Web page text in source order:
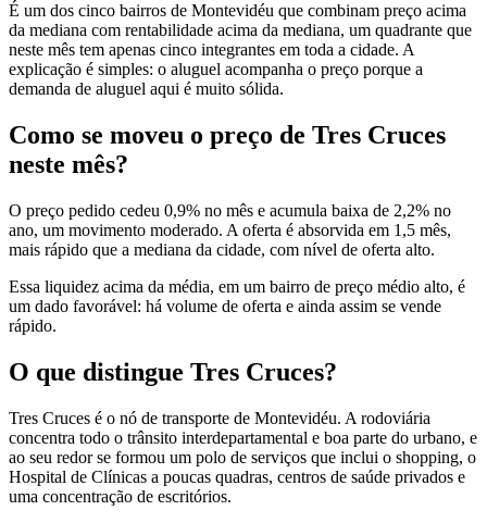
É um dos cinco bairros de Montevidéu que combinam preço acima
da mediana com rentabilidade acima da mediana, um quadrante que
neste mês tem apenas cinco integrantes em toda a cidade. A
explicação é simples: o aluguel acompanha o preço porque a
demanda de aluguel aqui é muito sólida.
Como se moveu o preço de Tres Cruces
neste mês?
O preço pedido cedeu 0,9% no mês e acumula baixa de 2,2% no
ano, um movimento moderado. A oferta é absorvida em 1,5 mês,
mais rápido que a mediana da cidade, com nível de oferta alto.
Essa liquidez acima da média, em um bairro de preço médio alto, é
um dado favorável: há volume de oferta e ainda assim se vende
rápido.
O que distingue Tres Cruces?
Tres Cruces é o nó de transporte de Montevidéu. A rodoviária
concentra todo o trânsito interdepartamental e boa parte do urbano, e
ao seu redor se formou um polo de serviços que inclui o shopping, o
Hospital de Clínicas a poucas quadras, centros de saúde privados e
uma concentração de escritórios.